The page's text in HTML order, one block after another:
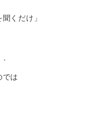
くだけ」
では